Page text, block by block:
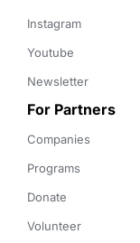
Instagram
Youtube
Newsletter
For Partners
Companies
Programs
Donate
Volunteer